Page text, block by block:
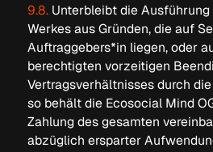
9.8.Unterbleibt die Ausführung
Werkes aus Gründen, die auf
Auftraggebers*in liegen, oder
berechtigten vorzeitigen
Vertragsverhältnisses durch
so behält die Ecosocial Mind
Zahlung des gesamten
abzüglich ersparter